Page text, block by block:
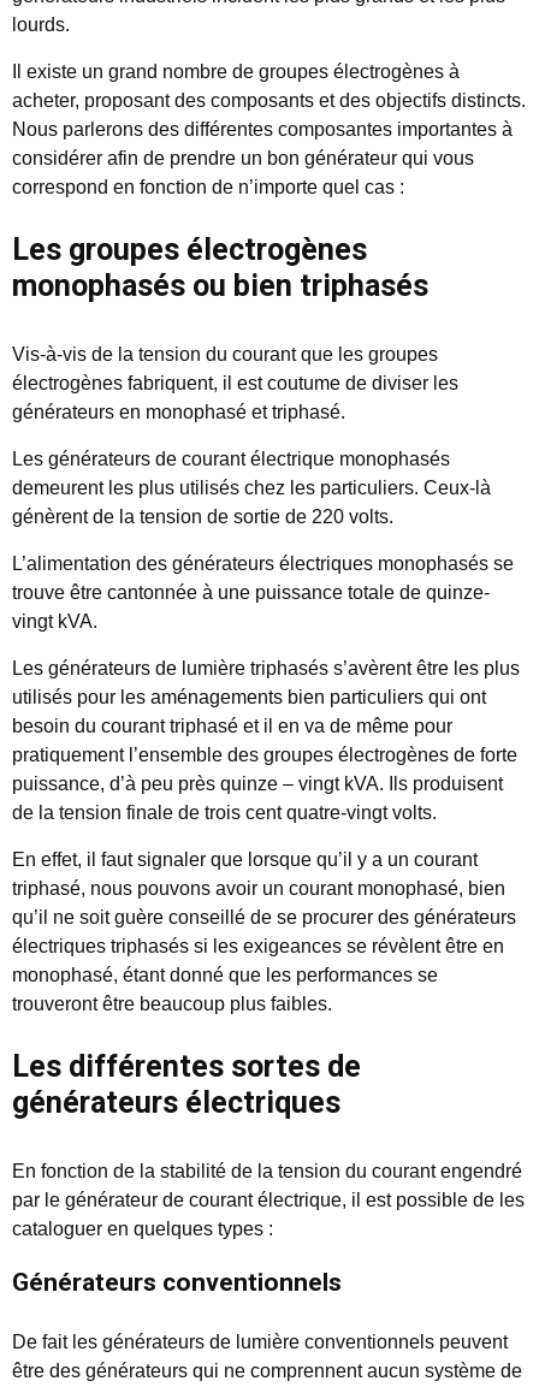
lourds.
Il existe un grand nombre de groupes électrogènes à
acheter, proposant des composants et des objectifs distincts.
Nous parlerons des différentes composantes importantes à
considérer afin de prendre un bon générateur qui vous
correspond en fonction de n’importe quel cas :
Les groupes électrogènes
monophasés ou bien triphasés
Vis-à-vis de la tension du courant que les groupes
électrogènes fabriquent, il est coutume de diviser les
générateurs en monophasé et triphasé.
Les générateurs de courant électrique monophasés
demeurent les plus utilisés chez les particuliers. Ceux-là
génèrent de la tension de sortie de 220 volts.
L’alimentation des générateurs électriques monophasés se
trouve être cantonnée à une puissance totale de quinze-
vingt kVA.
Les générateurs de lumière triphasés s’avèrent être les plus
utilisés pour les aménagements bien particuliers qui ont
besoin du courant triphasé et il en va de même pour
pratiquement l’ensemble des groupes électrogènes de forte
puissance, d’à peu près quinze – vingt kVA. Ils produisent
de la tension finale de trois cent quatre-vingt volts.
En effet, il faut signaler que lorsque qu’il y a un courant
triphasé, nous pouvons avoir un courant monophasé, bien
qu’il ne soit guère conseillé de se procurer des générateurs
électriques triphasés si les exigeances se révèlent être en
monophasé, étant donné que les performances se
trouveront être beaucoup plus faibles.
Les différentes sortes de
générateurs électriques
En fonction de la stabilité de la tension du courant engendré
par le générateur de courant électrique, il est possible de les
cataloguer en quelques types :
Générateurs conventionnels
De fait les générateurs de lumière conventionnels peuvent
être des générateurs qui ne comprennent aucun système de